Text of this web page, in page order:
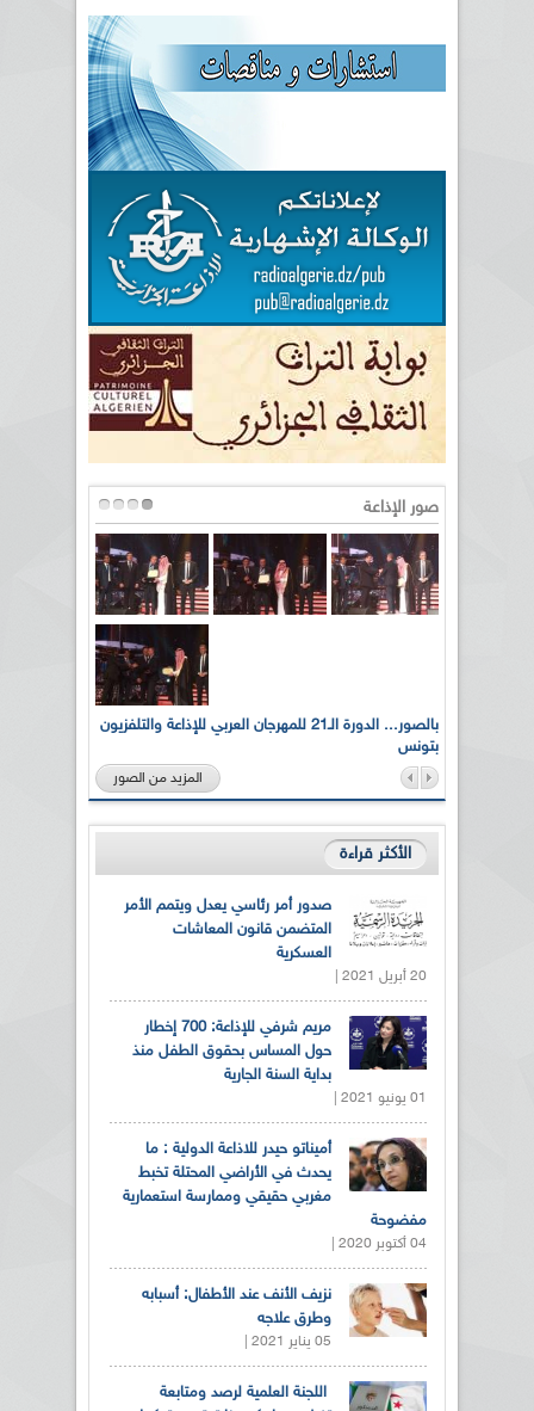
صور الإذاعة
بالصور... الدورة الـ21 للمهرجان العربي للإذاعة والتلفزيون
بتونس
المزيد من الصور
الأكثر قراءة
صدور أمر رئاسي يعدل ويتمم الأمر
المتضمن قانون المعاشات
العسكرية
20 أبريل 2021 |
مريم شرفي للإذاعة: 700 إخطار
حول المساس بحقوق الطفل منذ
بداية السنة الجارية
01 يونيو 2021 |
أميناتو حيدر للاذاعة الدولية : ما
يحدث في الأراضي المحتلة تخبط
مغربي حقيقي وممارسة استعمارية
مفضوحة
04 أكتوبر 2020 |
نزيف الأنف عند الأطفال: أسبابه
وطرق علاجه
05 يناير 2021 |
اللجنة العلمية لرصد ومتابعة